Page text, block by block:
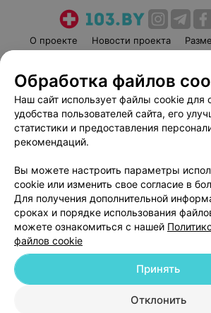
О проекте Новости проекта
Пользовательское соглашение
Вакансии
Партнеры
Написать руководителю
Обработка персональных
© 2026 ООО «Артокс Лаб», УНП 191700409
|
Обработка файлов
Наш сайт использует файлы cookie для
удобства пользователей сайта, его
статистики и предоставления
рекомендаций.
Вы можете настроить параметры
cookie или изменить свое согласие в
Для получения дополнительной
сроках и порядке использования
можете ознакомиться с нашей
файлов cookie
Отклонить
Принять